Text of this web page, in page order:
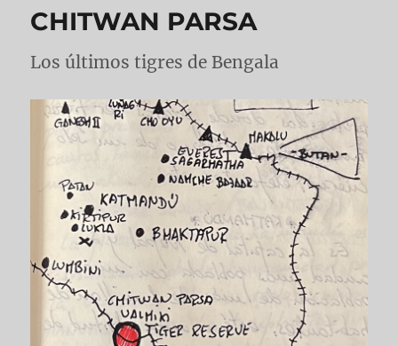
CHITWAN PARSA
Los últimos tigres de Bengala